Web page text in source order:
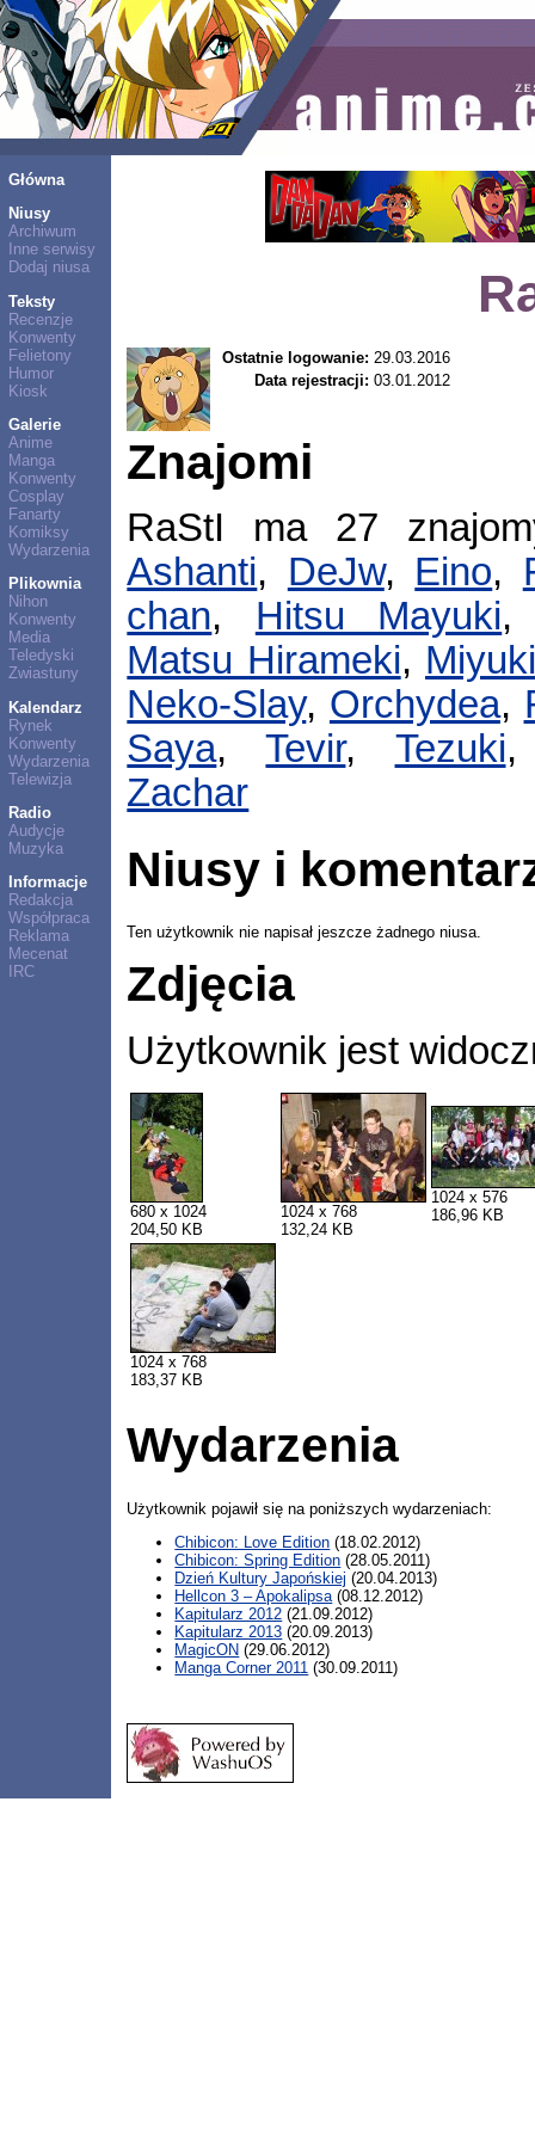
Główna
Niusy
Archiwum
Inne serwisy
Dodaj niusa
Teksty
Recenzje
Konwenty
Felietony
Humor
Kiosk
Galerie
Anime
Manga
Konwenty
Cosplay
Fanarty
Komiksy
Wydarzenia
Plikownia
Nihon
Konwenty
Media
Teledyski
Zwiastuny
Kalendarz
Rynek
Konwenty
Wydarzenia
Telewizja
Radio
Audycje
Muzyka
Informacje
Redakcja
Współpraca
Reklama
Mecenat
IRC
Ostatnie logowanie: 29.03.2016
Data rejestracji: 03.01.2012
Znajomi
RaStI ma 27
Ashanti, DeJw, Eino,
chan, Hitsu Mayuki
Matsu Hirameki,
Neko-Slay, Orchydea,
Saya,Tevir, Tezuki
Zachar
Niusy i
Ten użytkownik nie napisał jeszcze żadnego niusa.
Zdjęcia
Użytkownik jest
680 x 1024
204,50 KB
1024 x 768
132,24 KB
1024 x 576
186,96 KB
1024 x 768
183,37 KB
Wydarzenia
Użytkownik pojawił się na poniższych wydarzeniach:
Chibicon: Love Edition (18.02.2012)
Chibicon: Spring Edition (28.05.2011)
Dzień Kultury Japońskiej (20.04.2013)
Hellcon 3 – Apokalipsa (08.12.2012)
Kapitularz 2012 (21.09.2012)
Kapitularz 2013 (20.09.2013)
MagicON (29.06.2012)
Manga Corner 2011 (30.09.2011)